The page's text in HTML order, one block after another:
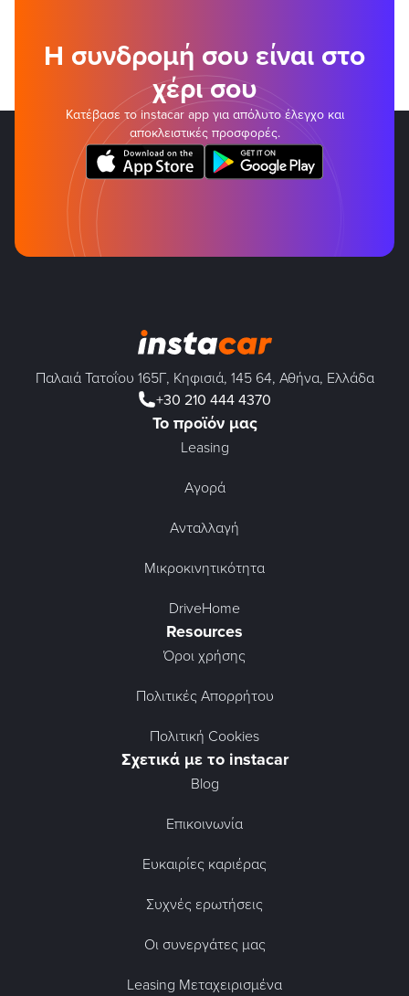
Η συνδρομή σου είναι στο
χέρι σου
Κατέβασε το instacar app για απόλυτο έλεγχο και
αποκλειστικές προσφορές.
Παλαιά Τατοΐου 165Γ, Κηφισιά, 145 64, Αθήνα, Ελλάδα
+30 210 444 4370
Το προϊόν μας
Leasing
Αγορά
Ανταλλαγή
Μικροκινητικότητα
DriveHome
Resources
Όροι χρήσης
Πολιτικές Απορρήτου
Πολιτική Cookies
Σχετικά με το instacar
Blog
Επικοινωνία
Ευκαιρίες καριέρας
Συχνές ερωτήσεις
Οι συνεργάτες μας
Leasing Μεταχειρισμένα